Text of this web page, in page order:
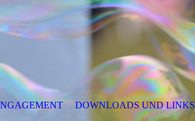
DOWNLOADS UND LINKS